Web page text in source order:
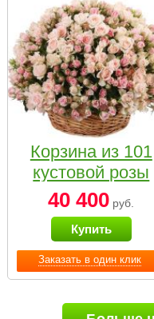
Заказать в один клик
Корзина из 101
кустовой розы
нежных тонов
40 400 руб.
Купить